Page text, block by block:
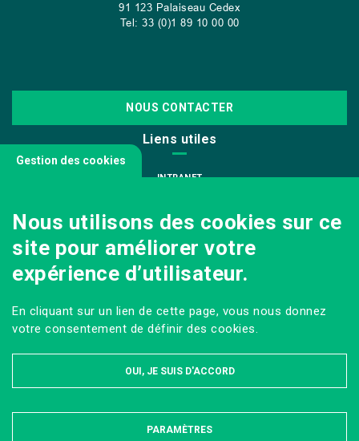
91 123 Palaiseau Cedex
Tel: 33 (0)1 89 10 00 00
NOUS CONTACTER
Liens utiles
INTRANET
INFODOC
PÔLE IMAGE
PRESSE
Sur les réseaux
Gestion des cookies
Nous utilisons des cookies sur ce
site pour améliorer votre
expérience d’utilisateur.
En cliquant sur un lien de cette page, vous nous donnez
votre consentement de définir des cookies.
OUI, JE SUIS D'ACCORD
MASQUER
PARAMÈTRES